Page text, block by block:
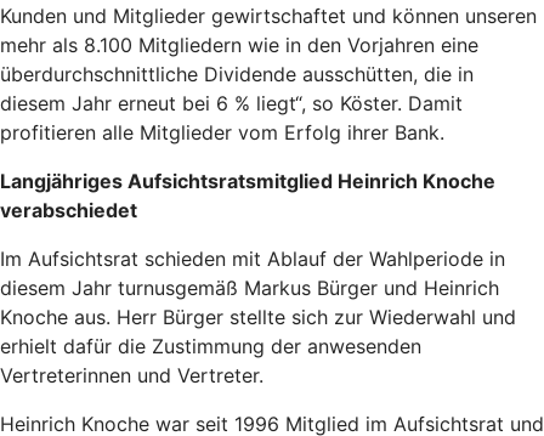
Kunden und Mitglieder gewirtschaftet und können unseren
mehr als 8.100 Mitgliedern wie in den Vorjahren eine
überdurchschnittliche Dividende ausschütten, die in
diesem Jahr erneut bei 6 % liegt“, so Köster. Damit
profitieren alle Mitglieder vom Erfolg ihrer Bank.
Langjähriges Aufsichtsratsmitglied Heinrich Knoche
verabschiedet
Im Aufsichtsrat schieden mit Ablauf der Wahlperiode in
diesem Jahr turnusgemäß Markus Bürger und Heinrich
Knoche aus. Herr Bürger stellte sich zur Wiederwahl und
erhielt dafür die Zustimmung der anwesenden
Vertreterinnen und Vertreter.
Heinrich Knoche war seit 1996 Mitglied im Aufsichtsrat und